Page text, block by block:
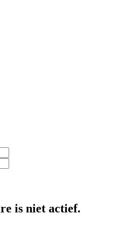
is niet actief.